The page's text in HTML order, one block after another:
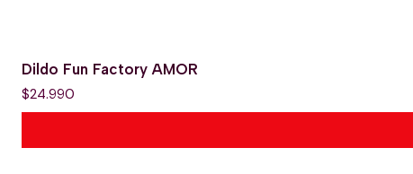
Dildo Fun Factory AMOR
$24.990